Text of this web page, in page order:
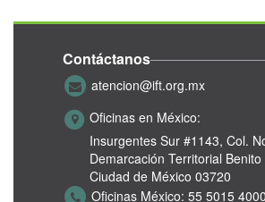
Contáctanos
atencion@ift.org.mx
Oficinas en México:
Insurgentes Sur #1143, Col.
Demarcación Territorial
Ciudad de México 03720
Oficinas México: 55 5015 4000